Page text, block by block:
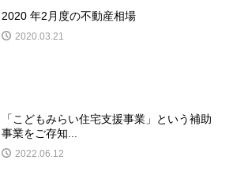
2020 年2月度の不動産相場
2020.03.21
「こどもみらい住宅支援事業」という補助
事業をご存知...
2022.06.12